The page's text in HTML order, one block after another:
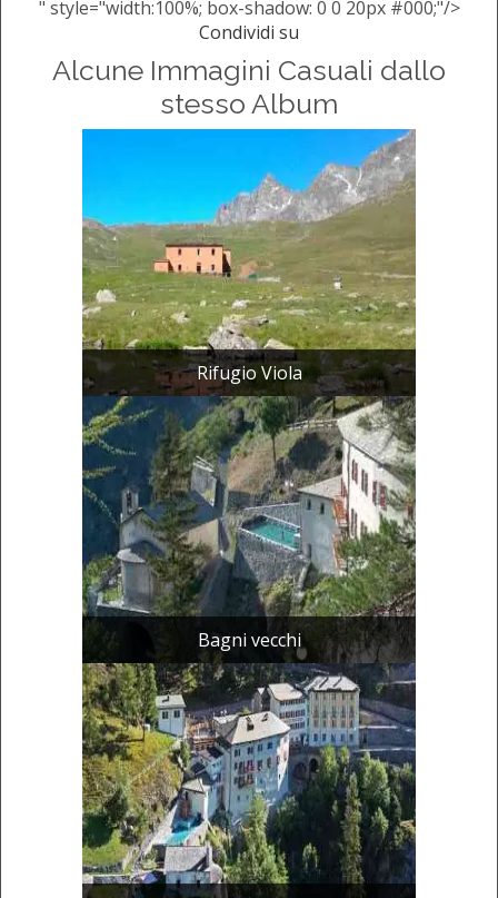
" style="width:100%; box-shadow: 0 0 20px #000;"/>
Condividi su
Alcune Immagini Casuali dallo
stesso Album
Rifugio Viola
Bagni vecchi